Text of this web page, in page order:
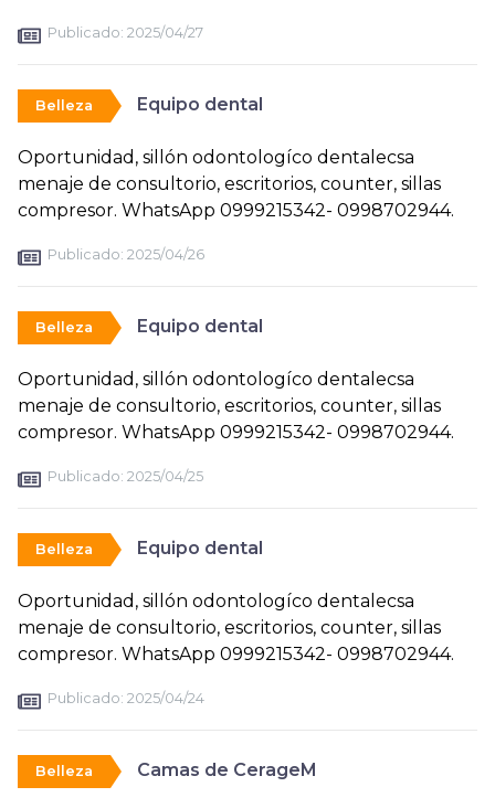
Publicado: 2025/04/27
Belleza Equipo dental
Oportunidad, sillón odontologíco dentalecsa
menaje de consultorio, escritorios, counter, sillas
compresor. WhatsApp 0999215342- 0998702944.
Publicado: 2025/04/26
Belleza Equipo dental
Oportunidad, sillón odontologíco dentalecsa
menaje de consultorio, escritorios, counter, sillas
compresor. WhatsApp 0999215342- 0998702944.
Publicado: 2025/04/25
Belleza Equipo dental
Oportunidad, sillón odontologíco dentalecsa
menaje de consultorio, escritorios, counter, sillas
compresor. WhatsApp 0999215342- 0998702944.
Publicado: 2025/04/24
Belleza Camas de CerageM